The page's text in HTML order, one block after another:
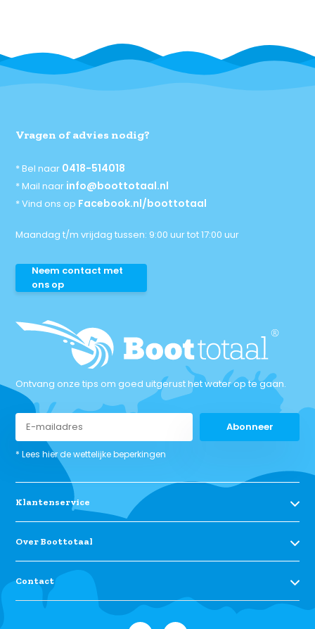
Vragen of advies nodig?
* Bel naar 0418-514018
* Mail naar info@boottotaal.nl
* Vind ons op Facebook.nl/boottotaal
Maandag t/m vrijdag tussen: 9:00 uur tot 17:00 uur
Neem contact met
ons op
Ontvang onze tips om goed uitgerust het water op te gaan.
Abonneer
* Lees hier de wettelijke beperkingen
Klantenservice
Over Boottotaal
Contact